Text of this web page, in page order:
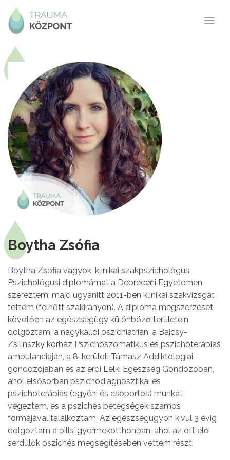
Boytha Zsófia
Boytha Zsófia vagyok, klinikai szakpszichológus.
Pszichológusi diplomámat a Debreceni Egyetemen
szereztem, majd ugyanitt 2011-ben klinikai szakvizsgát
tettem (felnőtt szakirányon). A diploma megszerzését
követően az egészségügy különböző területein
dolgoztam: a nagykállói pszichiátrián, a Bajcsy-
Zsilinszky kórház Pszichoszomatikus és pszichoterápiás
ambulanciáján, a 8. kerületi Támasz Addiktológiai
gondozójában és az érdi Lelki Egészség Gondozóban,
ahol elsősorban pszichodiagnosztikai és
pszichoterápiás (egyéni és csoportos) munkát
végeztem, és a pszichés betegségek számos
formájával találkoztam. Az egészségügyön kívül 3 évig
dolgoztam a pilisi gyermekotthonban, ahol az ott élő
serdülők pszichés megsegítésében vettem részt.